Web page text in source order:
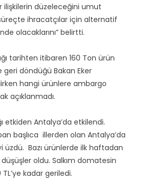
ilişkilerin düzeleceğini umut
ihracatçılar için alternatif
olacaklarını” belirtti.
tarihten itibaren 160 Ton ürün
geri döndüğü Bakan Eker
hangi ürünlere ambargo
açıklanmadı.
etkiden Antalya’da etkilendi.
başlıca illerden olan Antalya’da
üzdü. Bazı ürünlerde ilk haftadan
oldu. Salkım domatesin
TL’ye kadar geriledi.